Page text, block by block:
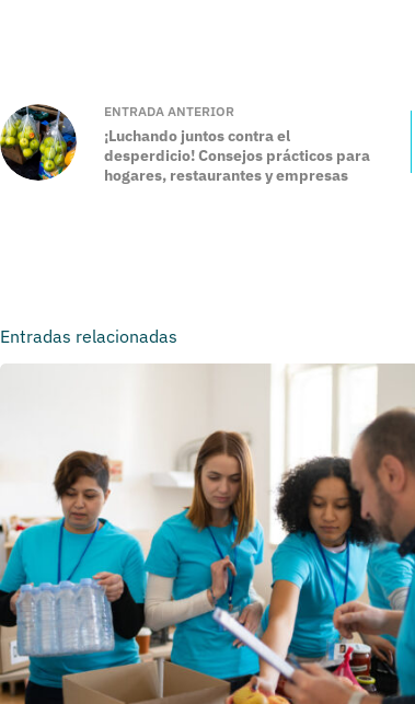
ENTRADA ANTERIOR
¡Luchando juntos contra el
desperdicio! Consejos prácticos para
hogares, restaurantes y empresas
Entradas relacionadas